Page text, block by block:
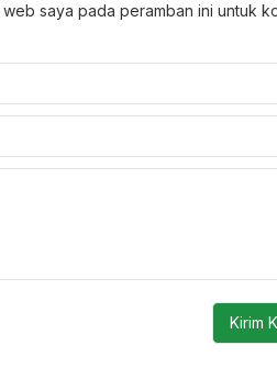
web saya pada peramban ini untuk